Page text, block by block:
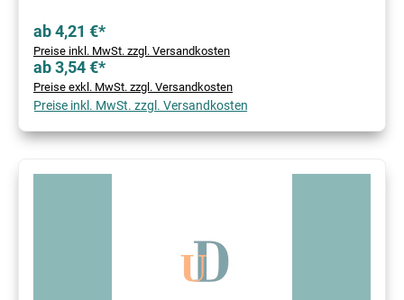
ab 4,21 €*
Preise inkl. MwSt. zzgl. Versandkosten
ab 3,54 €*
Preise exkl. MwSt. zzgl. Versandkosten
Preise inkl. MwSt. zzgl. Versandkosten